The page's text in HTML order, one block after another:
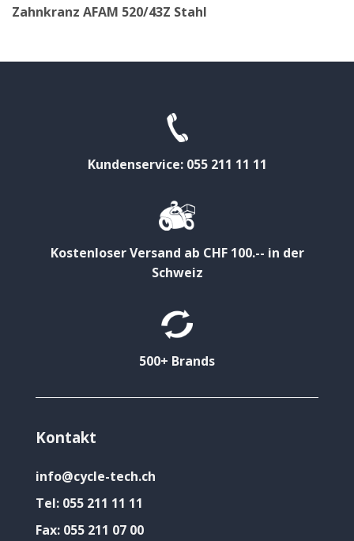
Zahnkranz AFAM 520/43Z Stahl
Kundenservice: 055 211 11 11
Kostenloser Versand ab CHF 100.-- in der
Schweiz
500+ Brands
Kontakt
info@cycle-tech.ch
Tel: 055 211 11 11
Fax: 055 211 07 00